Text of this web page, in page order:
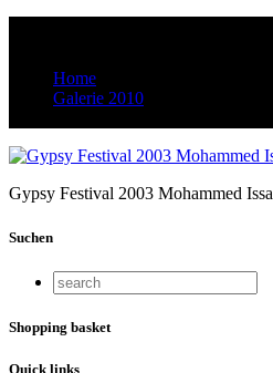
Home
Galerie 2010
Gypsy Festival 2003 Mohammed Issa
Suchen
Shopping basket
Quick links